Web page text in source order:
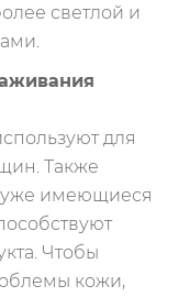
светлой и
для
Также
уже имеющиеся
Чтобы
кожи,